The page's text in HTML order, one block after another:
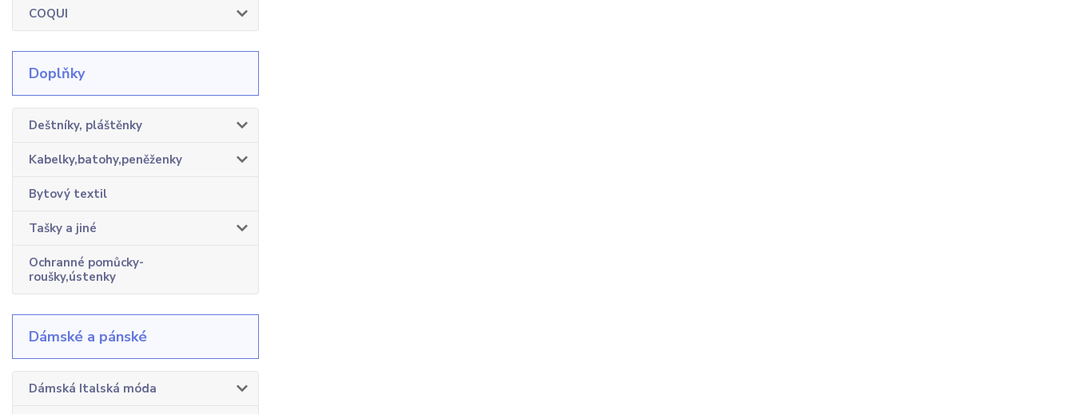
COQUI
Doplňky
Deštníky, pláštěnky
Kabelky,batohy,peněženky
Bytový textil
Tašky a jiné
Ochranné pomůcky-
roušky,ústenky
Dámské a pánské
Dámská Italská móda